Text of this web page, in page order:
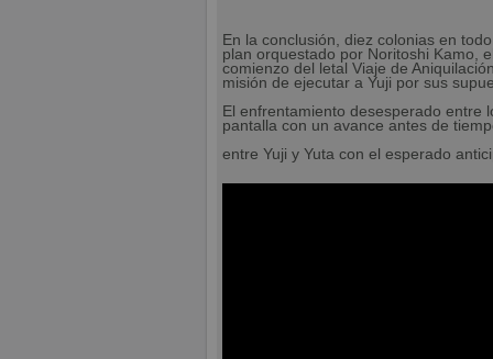
En la conclusión, diez colonias en
plan orquestado por Noritoshi Kamo,
comienzo del letal Viaje de
misión de ejecutar a Yuji por sus
El enfrentamiento desesperado entre
pantalla con un avance antes de
entre Yuji y Yuta con el esperado